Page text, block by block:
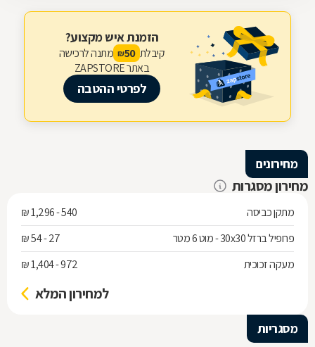
הזמנת איש מקצוע?
קיבלת 50
₪ מתנה לרכישה
באתר ZAPSTORE
לפרטי ההטבה
מחירונים
מחירון מסגרות
מתקן כביסה
540 - 1,296 ₪
פרופיל ברזל 30x30 - מוט 6 מטר
27 - 54 ₪
מעקה זכוכית
972 - 1,404 ₪
למחירון המלא
מסגריות